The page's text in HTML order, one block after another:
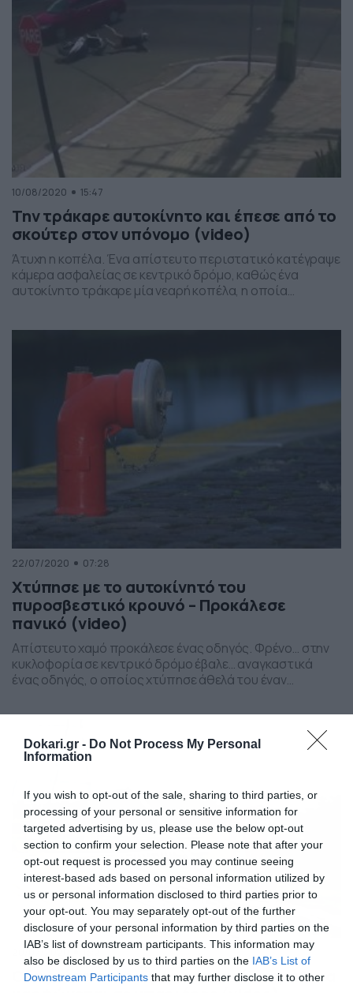
Dokari.gr - Do Not Process My Personal
Information
If you wish to opt-out of the sale, sharing to third parties, or
processing of your personal or sensitive information for
targeted advertising by us, please use the below opt-out
section to confirm your selection. Please note that after your
opt-out request is processed you may continue seeing
interest-based ads based on personal information utilized by
us or personal information disclosed to third parties prior to
your opt-out. You may separately opt-out of the further
disclosure of your personal information by third parties on the
IAB’s list of downstream participants. This information may
also be disclosed by us to third parties on the IAB’s List of
Downstream Participants that may further disclose it to other
10/08/2020 15:47
Την τράκαρε αυτοκίνητο και έπεσε από το
σκούτερ στον υπόνομο (video)
Άτυχη η κοπέλα. Ένα απίστευτο περιστατικό κατέγραψε
κάμερα ασφαλείας σε κεντρικό δρόμο, καθώς ένα
αυτοκίνητο τράκαρε μία νεαρή κοπέλα, η οποία
μερικές μέρες στην […]
22/07/2020 07:28
Χτύπησε με το αυτοκίνητό του
πυροσβεστικό κρουνό – Προκάλεσε
πανικό (video)
Απίστευτο χαμό προκάλεσε ένας οδηγός. Φρένο… στην
κυκλοφορία σε κεντρικό δρόμο έβαλε… αναγκαστικά
ένας οδηγός, ο οποίος χτύπησε άθελά του έναν
ταχύτητα με το αυτοκίνητό του, μια και ο κρουνός…
διαλύθηκε, με αποτέλεσμα να δημιουργηθεί πανικός. Το
περιστατικό έλαβε χώρα πριν από μερικές μέρες, στο
Μπέρκελεϊ που ανήκει στην […]
20/07/2020 13:21
Οδηγούσε σε λεωφόρο όταν είδε αμάξι να